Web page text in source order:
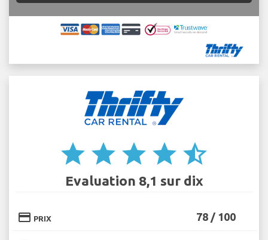
star star star star star_half
Evaluation 8,1 sur dix
credit_card PRIX 78 / 100